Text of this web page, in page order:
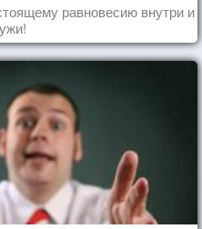
равновесию внутри и